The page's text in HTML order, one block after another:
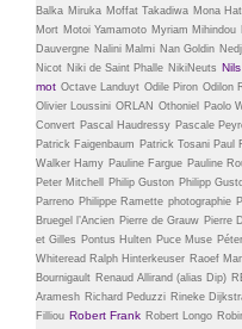
Balka Miruka Moffat Takadiwa Mona
Mort Motoi Yamamoto Myriam Mihindou
Dauvergne Nalini Malmi Nan Goldin
Nicot Niki de Saint Phalle NikiNeuts
mot Octave Landuyt Odile Piron Odilon
Olivier Loussini ORLAN Othoniel Paolo
Convert Pascal Haudressy Pascale
Patrick Faigenbaum Patrick Tosani Paul
Walker Hamy Pauline Fargue Pauline
Peter Mitchell
Philip Guston Philipp
Parreno Philippe Ramette photographie
Bruegel l’Ancien Pierre de Grauw Pierre
et Gilles Pontus Hulten Puce Muse
Whiteread Ralph Hinterkeuser Raoef
Bournigault Renaud Allirand (alias Dip)
Aramesh Richard Peduzzi Rineke
Filliou Robert Frank Robert Longo